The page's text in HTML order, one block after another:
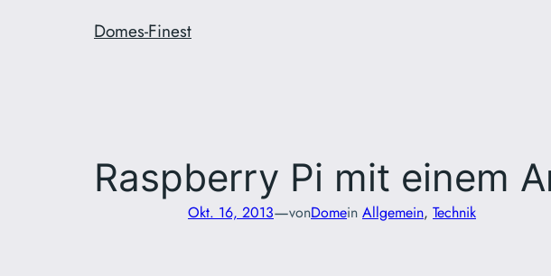
Domes-Finest
Raspberry Pi mit einem
Okt. 16, 2013—vonDomein Allgemein, Technik